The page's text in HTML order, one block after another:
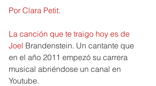
Por Clara Petit.
La canción que te traigo hoy es de
Joel Brandenstein. Un cantante que
en el año 2011 empezó su carrera
musical abriéndose un canal en
Youtube.